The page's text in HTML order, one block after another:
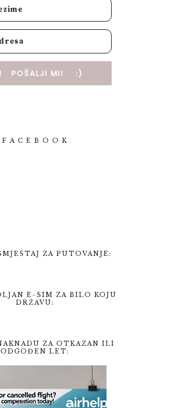
POŠALJI MI! :)
F A C E B O O K
ZA PUTOVANJE:
E-SIM ZA BILO KOJU
DRŽAVU:
ZA OTKAZAN ILI
ODGOĐEN LET: